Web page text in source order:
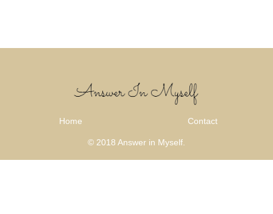
Home Contact
© 2018 Answer in Myself.